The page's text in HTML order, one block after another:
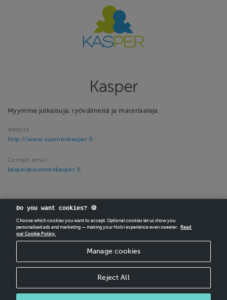
Kasper
Myymme julkaisuja, työvälineitä ja materiaaleja.
Website
http://www.suomenkasper.fi
Contact email
kasper@suomenkasper.fi
CREATEYOUR OWN HOLVI ONLINE STORE IN MINUTES.
Do you want cookies? 🍪
Choose which cookies you want to accept. Optional cookies let us show you
personalised ads and marketing — making your Holvi experience even sweeter.
Read
our Cookie Policy.
Manage cookies
Reject All